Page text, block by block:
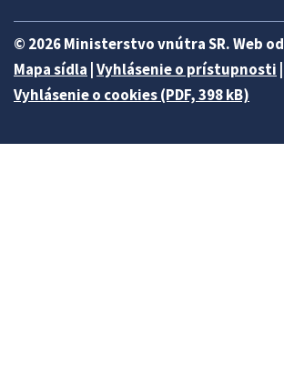
© 2026 Ministerstvo vnútra SR. Web od
Mapa sídla Vyhlásenie o prístupnosti
Vyhlásenie o cookies (PDF, 398 kB)